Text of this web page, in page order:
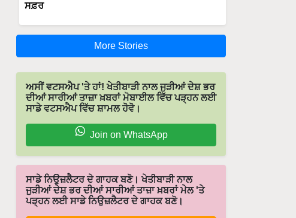
ਸਫ਼ਰ
More Stories
ਅਸੀਂ ਵਟਸਐਪ 'ਤੇ ਹਾਂ! ਖੇਤੀਬਾੜੀ ਨਾਲ ਜੁੜੀਆਂ ਦੇਸ਼ ਭਰ
ਦੀਆਂ ਸਾਰੀਆਂ ਤਾਜ਼ਾ ਖ਼ਬਰਾਂ ਮੋਬਾਈਲ ਵਿੱਚ ਪੜ੍ਹਨ ਲਈ
ਸਾਡੇ ਵਟਸਐਪ ਵਿੱਚ ਸ਼ਾਮਲ ਹੋਵੋ।
Join on WhatsApp
ਸਾਡੇ ਨਿਉਜ਼ਲੈਟਰ ਦੇ ਗਾਹਕ ਬਣੋ। ਖੇਤੀਬਾੜੀ ਨਾਲ
ਜੁੜੀਆਂ ਦੇਸ਼ ਭਰ ਦੀਆਂ ਸਾਰੀਆਂ ਤਾਜ਼ਾ ਖ਼ਬਰਾਂ ਮੇਲ 'ਤੇ
ਪੜ੍ਹਨ ਲਈ ਸਾਡੇ ਨਿਉਜ਼ਲੈਟਰ ਦੇ ਗਾਹਕ ਬਣੋ।